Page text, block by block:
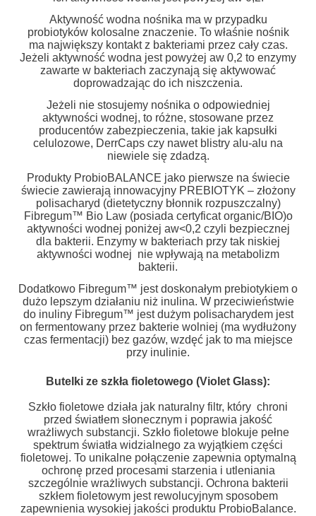
Aktywność wodna nośnika ma w przypadku
probiotyków kolosalne znaczenie. To właśnie nośnik
ma największy kontakt z bakteriami przez cały czas.
Jeżeli aktywność wodna jest powyżej aw 0,2 to enzymy
zawarte w bakteriach zaczynają się aktywować
doprowadzając do ich niszczenia.
Jeżeli nie stosujemy nośnika o odpowiedniej
aktywności wodnej, to różne, stosowane przez
producentów zabezpieczenia, takie jak kapsułki
celulozowe, DerrCaps czy nawet blistry alu-alu na
niewiele się zdadzą.
Produkty ProbioBALANCE jako pierwsze na świecie
świecie zawierają innowacyjny PREBIOTYK – złożony
polisacharyd (dietetyczny błonnik rozpuszczalny)
Fibregum™ Bio Law (posiada certyficat organic/BIO)o
aktywności wodnej poniżej aw<0,2 czyli bezpiecznej
dla bakterii. Enzymy w bakteriach przy tak niskiej
aktywności wodnej nie wpływają na metabolizm
bakterii.
Dodatkowo Fibregum™ jest doskonałym prebiotykiem o
dużo lepszym działaniu niż inulina. W przeciwieństwie
do inuliny Fibregum™ jest dużym polisacharydem jest
on fermentowany przez bakterie wolniej (ma wydłużony
czas fermentacji) bez gazów, wzdęć jak to ma miejsce
przy inulinie.
Butelki ze szkła fioletowego (Violet Glass):
Szkło fioletowe działa jak naturalny filtr, który chroni
przed światłem słonecznym i poprawia jakość
wrażliwych substancji. Szkło fioletowe blokuje pełne
spektrum światła widzialnego za wyjątkiem części
fioletowej. To unikalne połączenie zapewnia optymalną
ochronę przed procesami starzenia i utleniania
szczególnie wrażliwych substancji. Ochrona bakterii
szkłem fioletowym jest rewolucyjnym sposobem
zapewnienia wysokiej jakości produktu ProbioBalance.